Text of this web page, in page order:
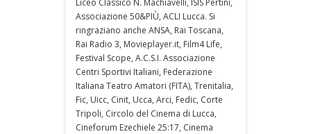
Associazione 50&PIÙ, ACLI Lucca. Si
ringraziano anche ANSA, Rai Toscana,
Rai Radio 3, Movieplayer.it, Film4 Life,
Festival Scope, A.C.S.I. Associazione
Centri Sportivi Italiani, Federazione
Italiana Teatro Amatori (FITA), Trenitalia,
Fic, Uicc, Cinit, Ucca, Arci, Fedic, Corte
Tripoli, Circolo del Cinema di Lucca,
Cineforum Ezechiele 25:17, Cinema